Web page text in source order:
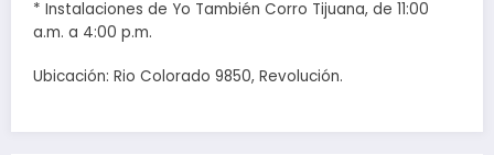
* Instalaciones de Yo También Corro Tijuana, de 11:00
a.m. a 4:00 p.m.
Ubicación: Rio Colorado 9850, Revolución.